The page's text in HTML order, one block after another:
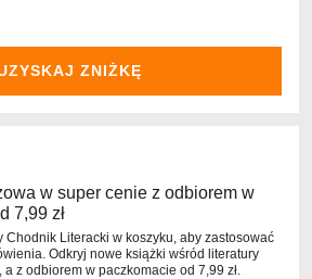
ZNIŻKĘ
w super cenie z odbiorem w
7,99 zł
Chodnik Literacki w koszyku, aby zastosować
Odkryj nowe książki wśród literatury
a z odbiorem w paczkomacie od 7,99 zł.